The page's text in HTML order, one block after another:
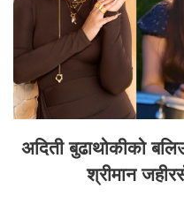
अदिती बुढाथोकीको
श्रीमान